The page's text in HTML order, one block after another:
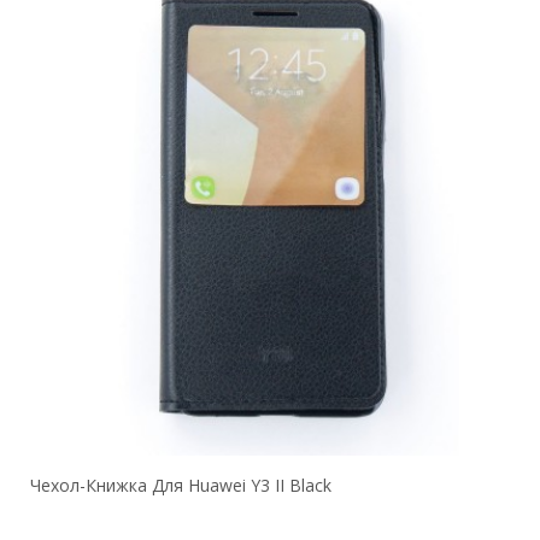
Чехол-Книжка Для Huawei Y3 II Black